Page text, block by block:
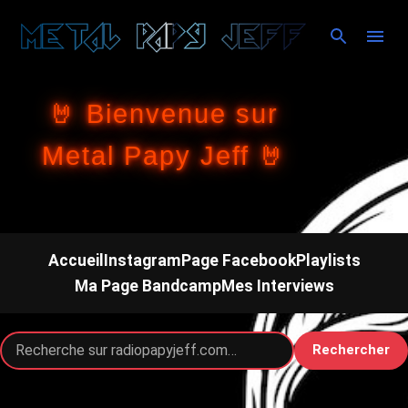
Accéder au contenu principal
🤘 Bienvenue sur
Metal Papy Jeff 🤘
Accueil InstagramPage FacebookPlaylists
Ma Page BandcampMes Interviews
Rechercher